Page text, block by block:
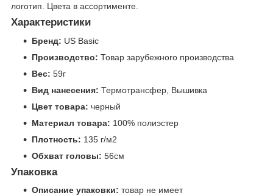
логотип. Цвета в ассортименте.
Характеристики
Бренд: US Basic
Производство: Товар зарубежного производства
Вес: 59г
Вид нанесения: Термотрансфер, Вышивка
Цвет товара: черный
Материал товара: 100% полиэстер
Плотность: 135 г/м2
Обхват головы: 56см
Упаковка
Описание упаковки: товар не имеет